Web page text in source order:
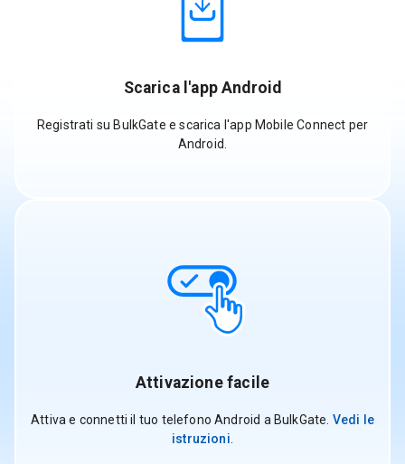
Scarica l'app Android
Registrati su BulkGate e scarica l'app Mobile Connect per
Android.
Attivazione facile
Attiva e connetti il tuo telefono Android a BulkGate. Vedi le
istruzioni